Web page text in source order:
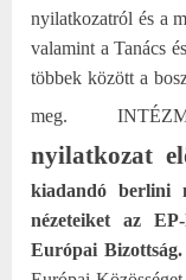
nyilatkozatról és a
valamint a Tanács
többek között a
meg.
nyilatkozat
kiadandó berlini
nézeteiket az
Európai Bizottság.